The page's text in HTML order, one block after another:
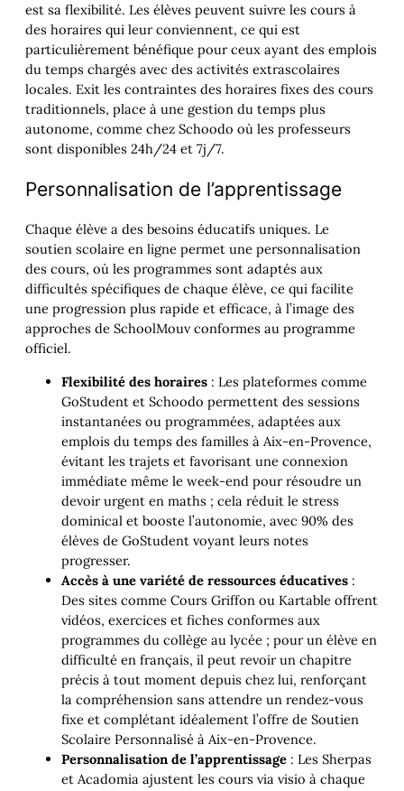
est sa flexibilité. Les élèves peuvent suivre les cours à
des horaires qui leur conviennent, ce qui est
particulièrement bénéfique pour ceux ayant des emplois
du temps chargés avec des activités extrascolaires
locales. Exit les contraintes des horaires fixes des cours
traditionnels, place à une gestion du temps plus
autonome, comme chez Schoodo où les professeurs
sont disponibles 24h/24 et 7j/7.
Personnalisation de l’apprentissage
Chaque élève a des besoins éducatifs uniques. Le
soutien scolaire en ligne permet une personnalisation
des cours, où les programmes sont adaptés aux
difficultés spécifiques de chaque élève, ce qui facilite
une progression plus rapide et efficace, à l’image des
approches de SchoolMouv conformes au programme
officiel.
Flexibilité des horaires : Les plateformes comme
GoStudent et Schoodo permettent des sessions
instantanées ou programmées, adaptées aux
emplois du temps des familles à Aix-en-Provence,
évitant les trajets et favorisant une connexion
immédiate même le week-end pour résoudre un
devoir urgent en maths ; cela réduit le stress
dominical et booste l’autonomie, avec 90% des
élèves de GoStudent voyant leurs notes
progresser.
Accès à une variété de ressources éducatives :
Des sites comme Cours Griffon ou Kartable offrent
vidéos, exercices et fiches conformes aux
programmes du collège au lycée ; pour un élève en
difficulté en français, il peut revoir un chapitre
précis à tout moment depuis chez lui, renforçant
la compréhension sans attendre un rendez-vous
fixe et complétant idéalement l’offre de Soutien
Scolaire Personnalisé à Aix-en-Provence.
Personnalisation de l’apprentissage : Les Sherpas
et Acadomia ajustent les cours via visio à chaque